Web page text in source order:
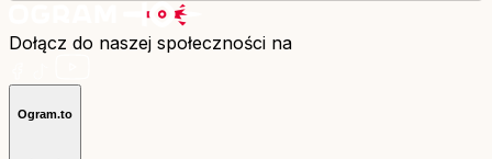
Dołącz do naszej społeczności na
Ogram.to